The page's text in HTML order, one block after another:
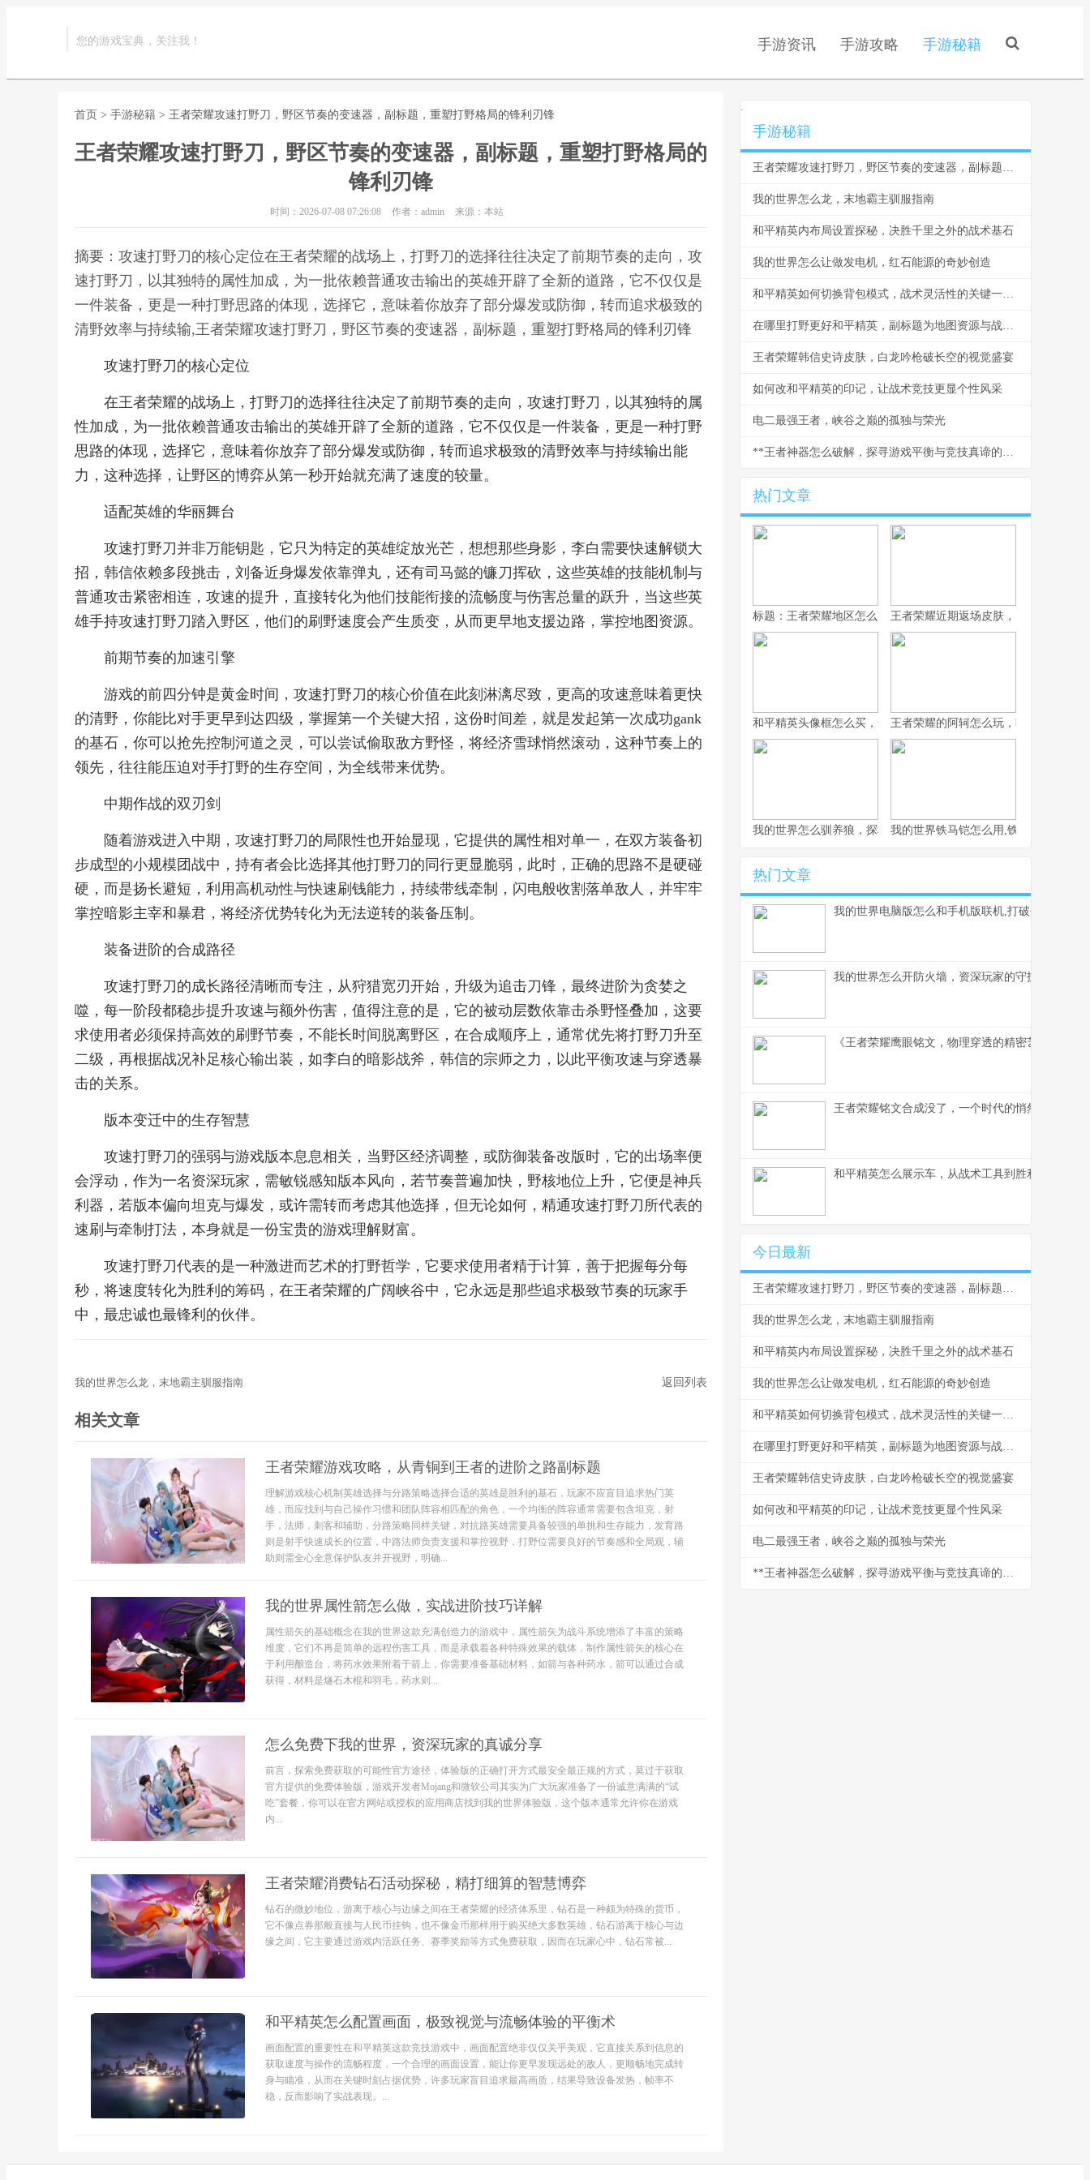
您的游戏宝典，关注我！ 手游资讯 手游攻略 手游秘籍
首页 > 手游秘籍 > 王者荣耀攻速打野刀，野区节奏的变速器，副标题，重塑打野格局的锋利刃锋
王者荣耀攻速打野刀，野区节奏的变速器，副标题，重塑打野格局的
锋利刃锋
时间：2026-07-08 07:26:08 作者：admin 来源：本站
摘要：攻速打野刀的核心定位在王者荣耀的战场上，打野刀的选择往往决定了前期节奏的走向，攻
速打野刀，以其独特的属性加成，为一批依赖普通攻击输出的英雄开辟了全新的道路，它不仅仅是
一件装备，更是一种打野思路的体现，选择它，意味着你放弃了部分爆发或防御，转而追求极致的
清野效率与持续输,王者荣耀攻速打野刀，野区节奏的变速器，副标题，重塑打野格局的锋利刃锋
攻速打野刀的核心定位
在王者荣耀的战场上，打野刀的选择往往决定了前期节奏的走向，攻速打野刀，以其独特的属
性加成，为一批依赖普通攻击输出的英雄开辟了全新的道路，它不仅仅是一件装备，更是一种打野
思路的体现，选择它，意味着你放弃了部分爆发或防御，转而追求极致的清野效率与持续输出能
力，这种选择，让野区的博弈从第一秒开始就充满了速度的较量。
适配英雄的华丽舞台
攻速打野刀并非万能钥匙，它只为特定的英雄绽放光芒，想想那些身影，李白需要快速解锁大
招，韩信依赖多段挑击，刘备近身爆发依靠弹丸，还有司马懿的镰刀挥砍，这些英雄的技能机制与
普通攻击紧密相连，攻速的提升，直接转化为他们技能衔接的流畅度与伤害总量的跃升，当这些英
雄手持攻速打野刀踏入野区，他们的刷野速度会产生质变，从而更早地支援边路，掌控地图资源。
前期节奏的加速引擎
游戏的前四分钟是黄金时间，攻速打野刀的核心价值在此刻淋漓尽致，更高的攻速意味着更快
的清野，你能比对手更早到达四级，掌握第一个关键大招，这份时间差，就是发起第一次成功gank
的基石，你可以抢先控制河道之灵，可以尝试偷取敌方野怪，将经济雪球悄然滚动，这种节奏上的
领先，往往能压迫对手打野的生存空间，为全线带来优势。
中期作战的双刃剑
随着游戏进入中期，攻速打野刀的局限性也开始显现，它提供的属性相对单一，在双方装备初
步成型的小规模团战中，持有者会比选择其他打野刀的同行更显脆弱，此时，正确的思路不是硬碰
硬，而是扬长避短，利用高机动性与快速刷钱能力，持续带线牵制，闪电般收割落单敌人，并牢牢
掌控暗影主宰和暴君，将经济优势转化为无法逆转的装备压制。
装备进阶的合成路径
攻速打野刀的成长路径清晰而专注，从狩猎宽刃开始，升级为追击刀锋，最终进阶为贪婪之
噬，每一阶段都稳步提升攻速与额外伤害，值得注意的是，它的被动层数依靠击杀野怪叠加，这要
求使用者必须保持高效的刷野节奏，不能长时间脱离野区，在合成顺序上，通常优先将打野刀升至
二级，再根据战况补足核心输出装，如李白的暗影战斧，韩信的宗师之力，以此平衡攻速与穿透暴
击的关系。
版本变迁中的生存智慧
攻速打野刀的强弱与游戏版本息息相关，当野区经济调整，或防御装备改版时，它的出场率便
会浮动，作为一名资深玩家，需敏锐感知版本风向，若节奏普遍加快，野核地位上升，它便是神兵
利器，若版本偏向坦克与爆发，或许需转而考虑其他选择，但无论如何，精通攻速打野刀所代表的
速刷与牵制打法，本身就是一份宝贵的游戏理解财富。
攻速打野刀代表的是一种激进而艺术的打野哲学，它要求使用者精于计算，善于把握每分每
秒，将速度转化为胜利的筹码，在王者荣耀的广阔峡谷中，它永远是那些追求极致节奏的玩家手
中，最忠诚也最锋利的伙伴。
我的世界怎么龙，末地霸主驯服指南 返回列表
相关文章
王者荣耀游戏攻略，从青铜到王者的进阶之路副标题
理解游戏核心机制英雄选择与分路策略选择合适的英雄是胜利的基石，玩家不应盲目追求热门英
雄，而应找到与自己操作习惯和团队阵容相匹配的角色，一个均衡的阵容通常需要包含坦克，射
手，法师，刺客和辅助，分路策略同样关键，对抗路英雄需要具备较强的单挑和生存能力，发育路
则是射手快速成长的位置，中路法师负责支援和掌控视野，打野位需要良好的节奏感和全局观，辅
助则需全心全意保护队友并开视野，明确...
我的世界属性箭怎么做，实战进阶技巧详解
属性箭矢的基础概念在我的世界这款充满创造力的游戏中，属性箭矢为战斗系统增添了丰富的策略
维度，它们不再是简单的远程伤害工具，而是承载着各种特殊效果的载体，制作属性箭矢的核心在
于利用酿造台，将药水效果附着于箭上，你需要准备基础材料，如箭与各种药水，箭可以通过合成
获得，材料是燧石木棍和羽毛，药水则...
怎么免费下我的世界，资深玩家的真诚分享
前言，探索免费获取的可能性官方途径，体验版的正确打开方式最安全最正规的方式，莫过于获取
官方提供的免费体验版，游戏开发者Mojang和微软公司其实为广大玩家准备了一份诚意满满的“试
吃”套餐，你可以在官方网站或授权的应用商店找到我的世界体验版，这个版本通常允许你在游戏
内...
王者荣耀消费钻石活动探秘，精打细算的智慧博弈
钻石的微妙地位，游离于核心与边缘之间在王者荣耀的经济体系里，钻石是一种颇为特殊的货币，
它不像点券那般直接与人民币挂钩，也不像金币那样用于购买绝大多数英雄，钻石游离于核心与边
缘之间，它主要通过游戏内活跃任务、赛季奖励等方式免费获取，因而在玩家心中，钻石常被...
和平精英怎么配置画面，极致视觉与流畅体验的平衡术
画面配置的重要性在和平精英这款竞技游戏中，画面配置绝非仅仅关乎美观，它直接关系到信息的
获取速度与操作的流畅程度，一个合理的画面设置，能让你更早发现远处的敌人，更顺畅地完成转
身与瞄准，从而在关键时刻占据优势，许多玩家盲目追求最高画质，结果导致设备发热，帧率不
稳，反而影响了实战表现。...
.
手游秘籍
王者荣耀攻速打野刀，野区节奏的变速器，副标题，重塑打野格局的锋利刃锋
我的世界怎么龙，末地霸主驯服指南
和平精英内布局设置探秘，决胜千里之外的战术基石
我的世界怎么让做发电机，红石能源的奇妙创造
和平精英如何切换背包模式，战术灵活性的关键一步，副标题，掌握背包切换提升战场生存能力
在哪里打野更好和平精英，副标题为地图资源与战术选择解析
王者荣耀韩信史诗皮肤，白龙吟枪破长空的视觉盛宴
如何改和平精英的印记，让战术竞技更显个性风采
电二最强王者，峡谷之巅的孤独与荣光
**王者神器怎么破解，探寻游戏平衡与竞技真谛的思考**
热门文章
标题：王者荣耀地区怎么改，资深玩家手把手教你
王者荣耀近期返场皮肤，旧梦重燃的
和平精英头像框怎么买，一份资深玩家的选购指南，副标题，从获
王者荣耀的阿轲怎么玩，暗影刀锋的狩
我的世界怎么驯养狼，探秘荒野伙伴驯服之道我的世界铁马铠怎么用,铁骑驰骋的终极
热门文章
我的世界电脑版怎么和手机版联机,打破平台壁垒的
我的世界怎么开防火墙，资深玩家的守护之道
《王者荣耀鹰眼铭文，物理穿透的精密艺术》副
王者荣耀铭文合成没了，一个时代的悄然落幕
和平精英怎么展示车，从战术工具到胜利符号的蜕
今日最新
王者荣耀攻速打野刀，野区节奏的变速器，副标题，重塑打野格局的锋利刃锋
我的世界怎么龙，末地霸主驯服指南
和平精英内布局设置探秘，决胜千里之外的战术基石
我的世界怎么让做发电机，红石能源的奇妙创造
和平精英如何切换背包模式，战术灵活性的关键一步，副标题，掌握背包切换提升战场生存能力
在哪里打野更好和平精英，副标题为地图资源与战术选择解析
王者荣耀韩信史诗皮肤，白龙吟枪破长空的视觉盛宴
如何改和平精英的印记，让战术竞技更显个性风采
电二最强王者，峡谷之巅的孤独与荣光
**王者神器怎么破解，探寻游戏平衡与竞技真谛的思考**